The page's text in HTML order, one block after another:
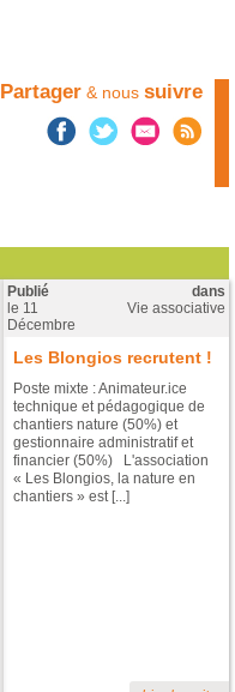
Partager & nous suivre
Publié
le 11
Décembre
dans
Vie associative
Les Blongios recrutent !
Poste mixte : Animateur.ice
technique et pédagogique de
chantiers nature (50%) et
gestionnaire administratif et
financier (50%) L'association
« Les Blongios, la nature en
chantiers » est [...]